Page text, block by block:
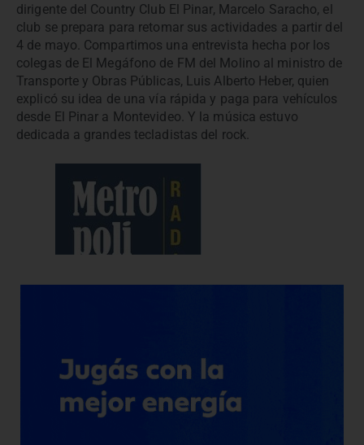
dirigente del Country Club El Pinar, Marcelo Saracho, el
club se prepara para retomar sus actividades a partir del
4 de mayo. Compartimos una entrevista hecha por los
colegas de El Megáfono de FM del Molino al ministro de
Transporte y Obras Públicas, Luis Alberto Heber, quien
explicó su idea de una vía rápida y paga para vehículos
desde El Pinar a Montevideo. Y la música estuvo
dedicada a grandes tecladistas del rock.